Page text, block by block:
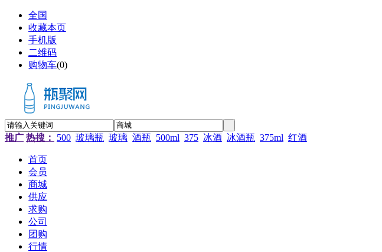
全国
收藏本页
手机版
二维码
购物车(0)
推广 热搜： 500 玻璃瓶 玻璃 酒瓶 500ml 375 冰酒 冰酒瓶 375ml 红酒
首页
会员
商城
供应
求购
公司
团购
行情